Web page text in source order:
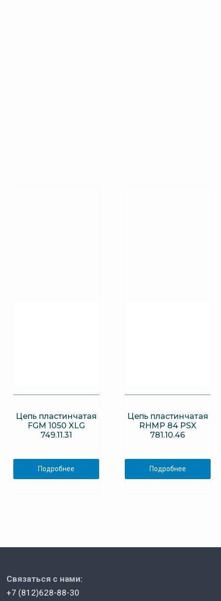
Цепь пластинчатая
FGM 1050 XLG
749.11.31
Подробнее
Цепь пластинчатая
RHMP 84 PSX
781.10.46
Подробнее
Связаться с нами:
+7 (812)628-88-30